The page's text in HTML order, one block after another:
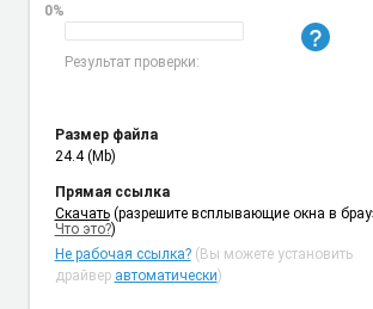
0%
Результат проверки:
Размер файла
24.4 (Mb)
Прямая ссылка
Cкачать (разрешите всплывающие окна в
Что это?)
Не рабочая ссылка?(Вы можете установить
драйвер автоматически)